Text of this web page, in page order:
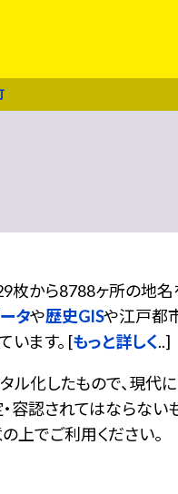
枚から8788ヶ所の地
タや歴史GISや江戸都
います。 [もっと詳しく..]
化したもので、現代
認されてはならない
上でご利用ください。